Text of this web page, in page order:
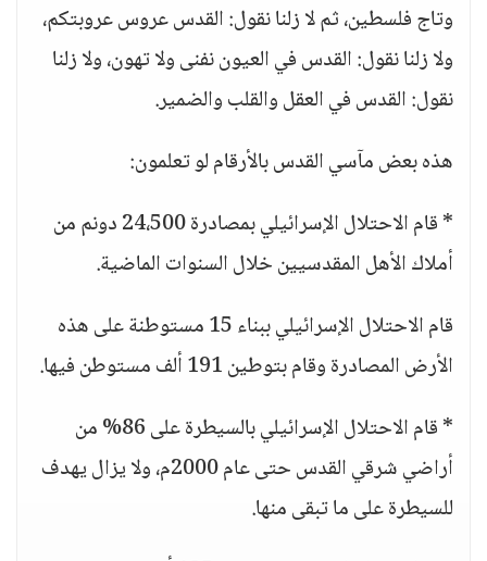
وتاج فلسطين، ثم لا زلنا نقول: القدس عروس عروبتكم،
ولا زلنا نقول: القدس في العيون نفنى ولا تهون، ولا زلنا
نقول: القدس في العقل والقلب والضمير.
هذه بعض مآسي القدس بالأرقام لو تعلمون:
* قام الاحتلال الإسرائيلي بمصادرة 24،500 دونم من
أملاك الأهل المقدسيين خلال السنوات الماضية.
قام الاحتلال الإسرائيلي ببناء 15 مستوطنة على هذه
الأرض المصادرة وقام بتوطين 191 ألف مستوطن فيها.
* قام الاحتلال الإسرائيلي بالسيطرة على 86% من
أراضي شرقي القدس حتى عام 2000م، ولا يزال يهدف
للسيطرة على ما تبقى منها.